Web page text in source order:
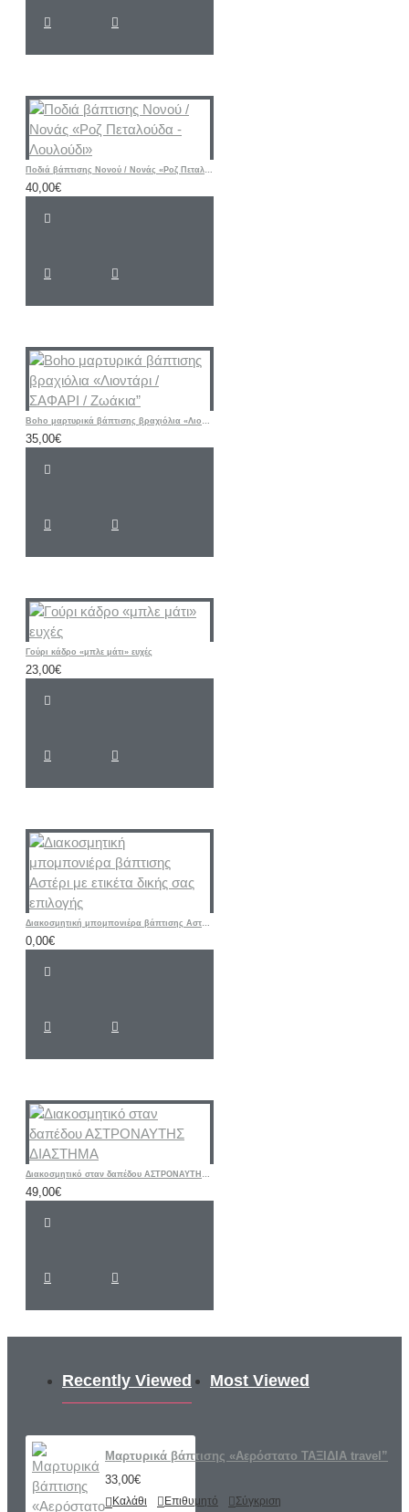
Ποδιά βάπτισης Νονού / Νονάς «Ροζ Πεταλούδα - Λουλούδι»
40,00€
Boho μαρτυρικά βάπτισης βραχιόλια «Λιοντάρι / ΣΑΦΑΡΙ / Ζωάκια”
35,00€
Γούρι κάδρο «μπλε μάτι» ευχές
23,00€
Διακοσμητική μπομπονιέρα βάπτισης Αστέρι με ετικέτα δικής σας επιλογής
0,00€
Διακοσμητικό σταν δαπέδου ΑΣΤΡΟΝΑΥΤΗΣ ΔΙΑΣΤΗΜΑ
49,00€
Recently Viewed Most Viewed
Μαρτυρικά βάπτισης «Αερόστατο ΤΑΞΙΔΙΑ travel”
33,00€
Καλάθι Επιθυμητό Σύγκριση